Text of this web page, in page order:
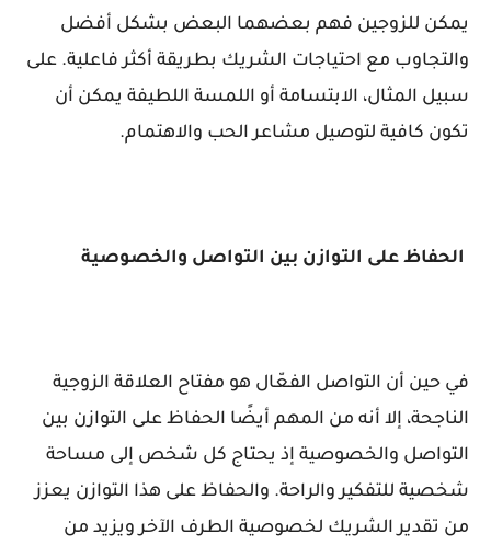
يمكن للزوجين فهم بعضهما البعض بشكل أفضل
والتجاوب مع احتياجات الشريك بطريقة أكثر فاعلية. على
سبيل المثال، الابتسامة أو اللمسة اللطيفة يمكن أن
تكون كافية لتوصيل مشاعر الحب والاهتمام.
الحفاظ على التوازن بين التواصل والخصوصية
في حين أن التواصل الفعّال هو مفتاح العلاقة الزوجية
الناجحة، إلا أنه من المهم أيضًا الحفاظ على التوازن بين
التواصل والخصوصية إذ يحتاج كل شخص إلى مساحة
شخصية للتفكير والراحة. والحفاظ على هذا التوازن يعزز
من تقدير الشريك لخصوصية الطرف الآخر ويزيد من